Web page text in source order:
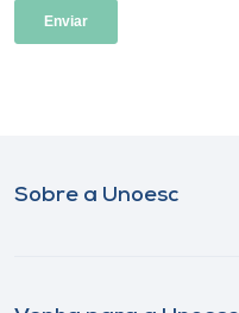
Sobre a Unoesc